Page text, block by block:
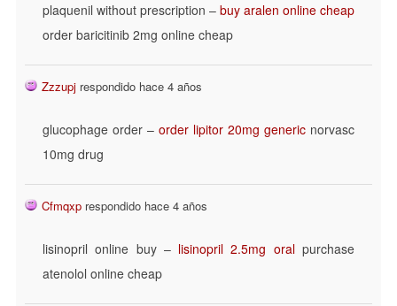
plaquenil without prescription – buy aralen online cheap
order baricitinib 2mg online cheap
Zzzupj respondido hace 4 años
glucophage order – order lipitor 20mg generic norvasc
10mg drug
Cfmqxp respondido hace 4 años
lisinopril online buy – lisinopril 2.5mg oralpurchase
atenolol online cheap